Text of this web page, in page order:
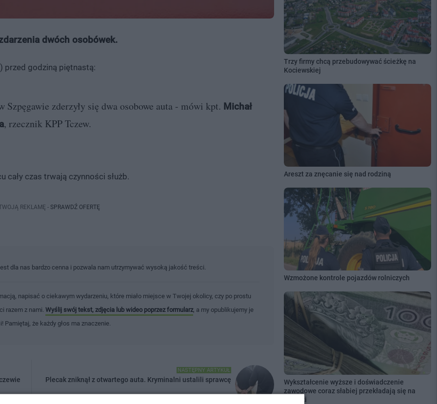
dwóch osobówek.
przed godziną piętnastą:
zderzyły się dwa osobowe auta - mówi kpt. Michał
, rzecznik KPP Tczew.
cały czas trwają czynności służb.
REKLAMĘ - SPRAWDŹ OFERTĘ
dla nas bardzo cenna i pozwala nam utrzymywać wysoką jakość treści.
napisać o ciekawym wydarzeniu, które miało miejsce w Twojej okolicy, czy po prostu
razem z nami. Wyślij swój tekst, zdjęcia lub wideo poprzez formularz , a my opublikujemy je
że każdy głos ma znaczenie.
NASTĘPNY ARTYKUŁ
Plecak zniknął z otwartego auta. Kryminalni ustalili sprawcę
Trzy firmy chcą przebudowywać ścieżkę na
Kociewskiej
Areszt za znęcanie się nad rodziną
Wzmożone kontrole pojazdów rolniczych
Wykształcenie wyższe i doświadczenie
zawodowe coraz słabiej przekładają się na
zarobki